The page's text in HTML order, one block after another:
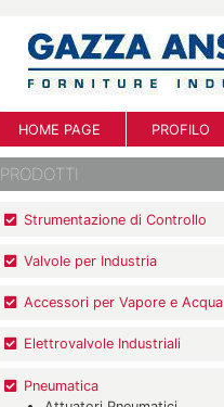
HOME PAGE PROFILO
PRODOTTI
Strumentazione di Controllo
Valvole per Industria
Accessori per Vapore e Acqua
Elettrovalvole Industriali
Pneumatica